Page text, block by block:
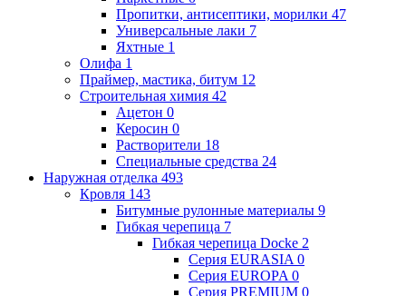
Пропитки, антисептики, морилки 47
Универсальные лаки 7
Яхтные 1
Олифа 1
Праймер, мастика, битум 12
Строительная химия 42
Ацетон 0
Керосин 0
Растворители 18
Специальные средства 24
Наружная отделка 493
Кровля 143
Битумные рулонные материалы 9
Гибкая черепица 7
Гибкая черепица Docke 2
Серия EURASIA 0
Серия EUROPA 0
Серия PREMIUM 0